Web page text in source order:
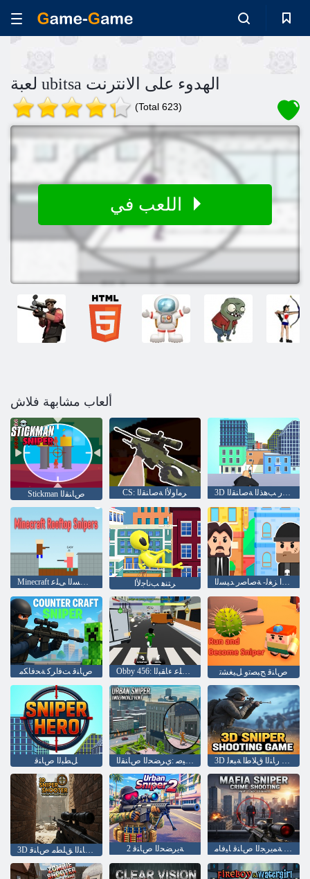
لعبة ubitsa الهدوء على الانترنت
(Total 623)
ألعاب مشابهة فلاش
Stickman ﺹﺎﻨﻘﻟﺍ CS: ﺮﻣﺍﻭﻷ ﺍ ﺔﺻﺎﻨﻘﻟﺍ 3D ﺵﺍﺭ ﺐﻫﺬﻟﺍ ﺔﺻﺎﻨﻘﻟﺍ
Minecraft ﺔﺻﺎﻨﻘﻟﺍ ﺢﻄﺴﻟﺍ ﻰﻠﻋ ﺮﺘﻨﻫ ﺐﻧﺎﺟﻷ ﺍ ﺱﻮﺳﺎﺠﻟﺍ ﺰﻐﻟ- ﺔﺻﺎﺻﺭ ﺪﻴﺴﻟﺍ
ﺹﺎﻨﻗ ﺖﻓﺍﺮﻛ ﺔﺤﻓﺎﻜﻣ Obby 456: ﺭﺎﺒﺤﻟﺍ ﺔﺒﻌﻟ ﻲﻓ ﺹﺎﻨﻘﻟﺍ ﻦﻣ ﺓﺎﻴﺤﻟﺍ ﺪﻴﻗ ﻰﻠﻋ ءﺎﻘﺒﻟﺍ ﺹﺎﻨﻗ ﺢﺒﺼﺗﻭ ﻞﻴﻐﺸﺗ
ﻞﻄﺒﻟﺍ ﺹﺎﻨﻗ ﻲﻠﻔﺴﻟﺍ ﻢﻟﺎﻌﻟﺍ ﺪﻴﺻ :ﻱﺮﻀﺤﻟﺍ ﺹﺎﻨﻘﻟﺍ 3D ﺹﺎﻨﻗ ﺭﺎﻨﻟﺍ ﻕﻼ ﻃﺍ ﺔﺒﻌﻟ
2 ﺔﻳﺮﻀﺤﻟﺍ ﺹﺎﻨﻗ ﺭﺎﻨﻟﺍ ﻕﻼ ﻃﺍ ﺔﻤﻳﺮﺠﻟﺍ ﺹﺎﻨﻗ ﺎﻴﻓﺎﻣ